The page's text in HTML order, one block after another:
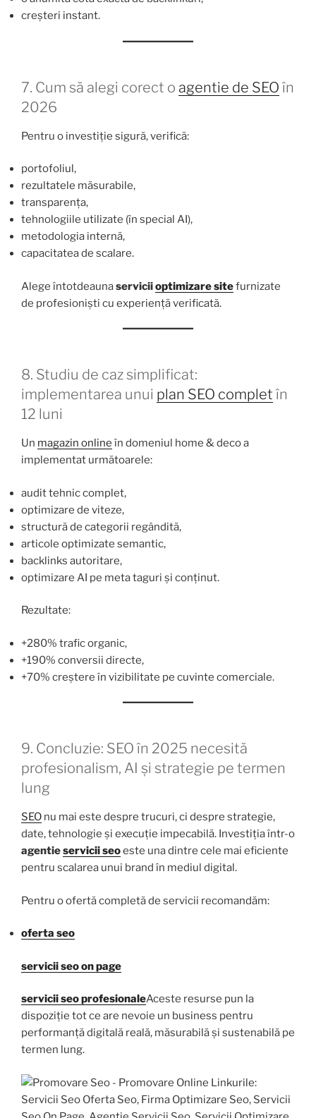
creșteri instant.
7. Cum să alegi corect o agentie de SEO în
2026
Pentru o investiție sigură, verifică:
portofoliul,
rezultatele măsurabile,
transparența,
tehnologiile utilizate (în special AI),
metodologia internă,
capacitatea de scalare.
Alege întotdeaunaserviciioptimizare sitefurnizate
de profesioniști cu experiență verificată.
8. Studiu de caz simplificat:
implementarea unui plan SEO complet în
12 luni
Un magazin onlineîn domeniul home & deco a
implementat următoarele:
audit tehnic complet,
optimizare de viteze,
structură de categorii regândită,
articole optimizate semantic,
backlinks autoritare,
optimizare AI pe meta taguri și conținut.
Rezultate:
+280% trafic organic,
+190% conversii directe,
+70% creștere în vizibilitate pe cuvinte comerciale.
9. Concluzie: SEO în 2025 necesită
profesionalism, AI și strategie pe termen
lung
SEO nu mai este despre trucuri, ci despre strategie,
date, tehnologie și execuție impecabilă. Investiția într-o
agentieservicii seoeste una dintre cele mai eficiente
pentru scalarea unui brand în mediul digital.
Pentru o ofertă completă de servicii recomandăm:
oferta seo
servicii seo on page
servicii seo profesionaleAceste resurse pun la
dispoziție tot ce are nevoie un business pentru
performanță digitală reală, măsurabilă și sustenabilă pe
termen lung.